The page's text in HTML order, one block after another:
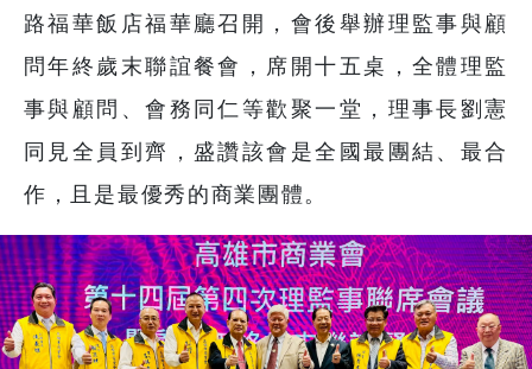
路福華飯店福華廳召開，會後舉辦理監事與顧
問年終歲末聯誼餐會，席開十五桌，全體理監
事與顧問、會務同仁等歡聚一堂，理事長劉憲
同見全員到齊，盛讚該會是全國最團結、最合
作，且是最優秀的商業團體。